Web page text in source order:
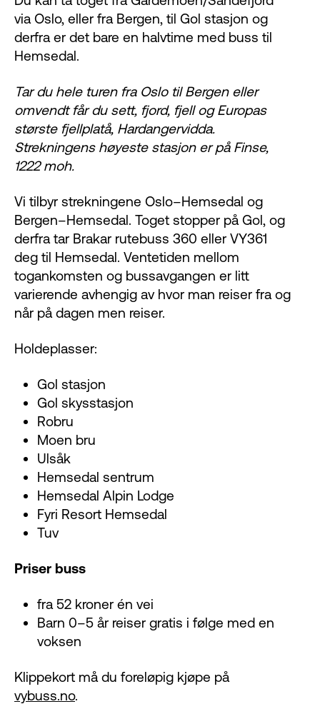
via Oslo, eller fra Bergen, til Gol stasjon og
derfra er det bare en halvtime med buss til
Hemsedal.
Tar du hele turen fra Oslo til Bergen eller
omvendt får du sett, fjord, fjell og Europas
største fjellplatå, Hardangervidda.
Strekningens høyeste stasjon er på Finse,
1222 moh.
Vi tilbyr strekningene Oslo–Hemsedal og
Bergen–Hemsedal. Toget stopper på Gol, og
derfra tar Brakar rutebuss 360 eller VY361
deg til Hemsedal. Ventetiden mellom
togankomsten og bussavgangen er litt
varierende avhengig av hvor man reiser fra og
når på dagen men reiser.
Holdeplasser:
Gol stasjon
Gol skysstasjon
Robru
Moen bru
Ulsåk
Hemsedal sentrum
Hemsedal Alpin Lodge
Fyri Resort Hemsedal
Tuv
Priser buss
fra 52 kroner én vei
Barn 0–5 år reiser gratis i følge med en
voksen
Klippekort må du foreløpig kjøpe på
vybuss.no.